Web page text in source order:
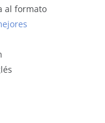
al formato